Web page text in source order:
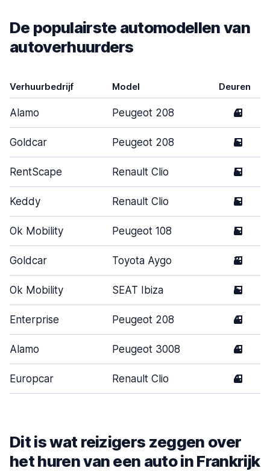
De populairste automodellen van
autoverhuurders
Verhuurbedrijf Model Deuren
Alamo Peugeot 208 4
Goldcar Peugeot 208 5
RentScape Renault Clio 5
Keddy Renault Clio 5
Ok Mobility Peugeot 108 5
Goldcar Toyota Aygo 3
Ok Mobility SEAT Ibiza 5
Enterprise Peugeot 208 4
Alamo Peugeot 3008 4
Europcar Renault Clio 4
Dit is wat reizigers zeggen over
het huren van een auto in Frankrijk